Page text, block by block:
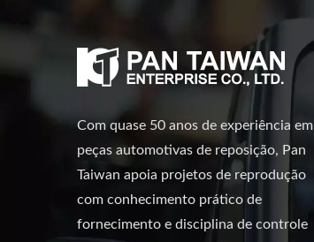
Com quase 50 anos de experiência em
peças automotivas de reposição, Pan
Taiwan apoia projetos de reprodução
com conhecimento prático de
fornecimento e disciplina de controle